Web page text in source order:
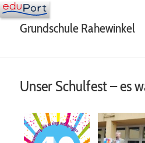
Grundschule Rahewinkel
Unser Schulfest – es